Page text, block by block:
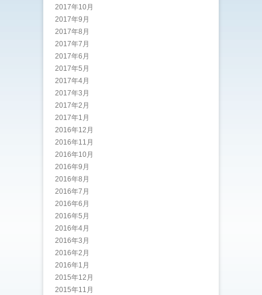
2017年10月
2017年9月
2017年8月
2017年7月
2017年6月
2017年5月
2017年4月
2017年3月
2017年2月
2017年1月
2016年12月
2016年11月
2016年10月
2016年9月
2016年8月
2016年7月
2016年6月
2016年5月
2016年4月
2016年3月
2016年2月
2016年1月
2015年12月
2015年11月